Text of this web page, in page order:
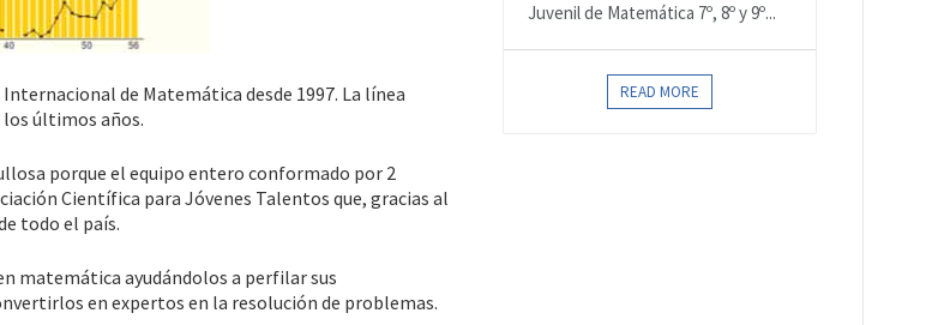
de Matemática desde 1997. La línea
últimos años.
porque el equipo entero conformado por 2
Científica para Jóvenes Talentos que, gracias al
todo el país.
matemática ayudándolos a perfilar sus
en expertos en la resolución de problemas.
Juvenil de Matemática 7º, 8º y 9º...
READ MORE